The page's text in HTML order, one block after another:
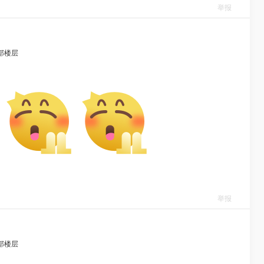
举报
楼层
举报
楼层